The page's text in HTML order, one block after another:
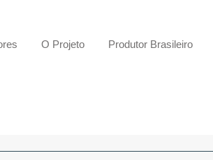
O Projeto Produtor Brasileiro